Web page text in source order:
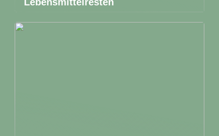
Lebensmittelresten